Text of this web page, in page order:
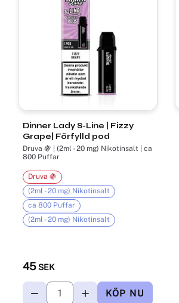
Dinner Lady S-Line | Fizzy
Grape| Förfylld pod
Druva 🍇 | (2ml - 20 mg) Nikotinsalt | ca
800 Puffar
45 SEK
Druva 🍇
(2ml - 20 mg) Nikotinsalt
ca 800 Puffar
(2ml - 20 mg) Nikotinsalt